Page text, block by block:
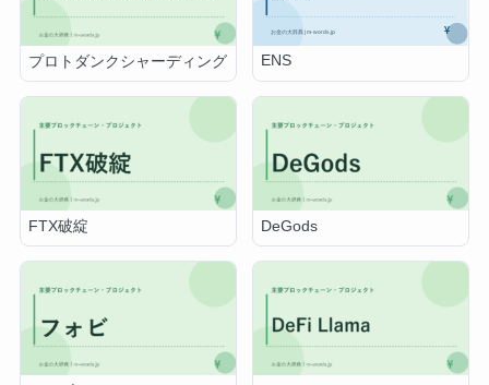
プロトダンクシャーディング ENS
FTX破綻 DeGods